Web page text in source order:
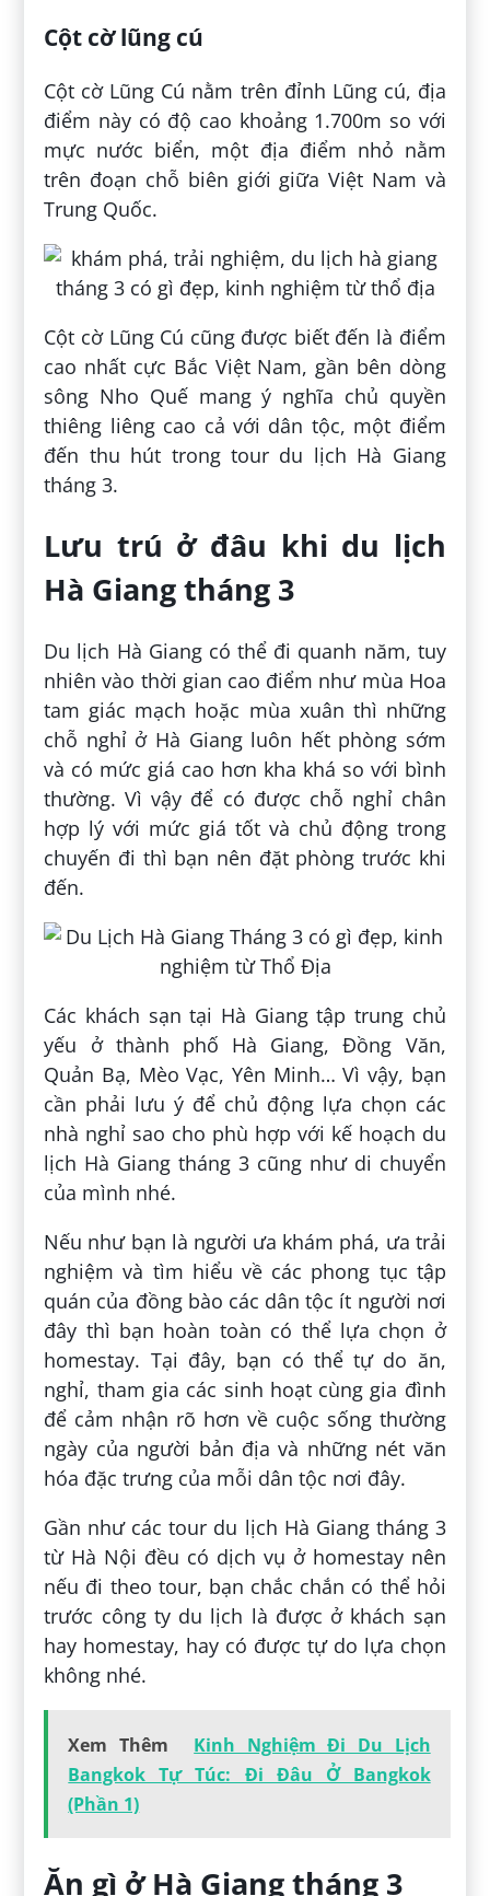
Cột cờ lũng cú
Cột cờ Lũng Cú nằm trên đỉnh Lũng cú, địa
điểm này có độ cao khoảng 1.700m so với
mực nước biển, một địa điểm nhỏ nằm
trên đoạn chỗ biên giới giữa Việt Nam và
Trung Quốc.
Cột cờ Lũng Cú cũng được biết đến là điểm
cao nhất cực Bắc Việt Nam, gần bên dòng
sông Nho Quế mang ý nghĩa chủ quyền
thiêng liêng cao cả với dân tộc, một điểm
đến thu hút trong tour du lịch Hà Giang
tháng 3.
Lưu trú ở đâu khi du lịch
Hà Giang tháng 3
Du lịch Hà Giang có thể đi quanh năm, tuy
nhiên vào thời gian cao điểm như mùa Hoa
tam giác mạch hoặc mùa xuân thì những
chỗ nghỉ ở Hà Giang luôn hết phòng sớm
và có mức giá cao hơn kha khá so với bình
thường. Vì vậy để có được chỗ nghỉ chân
hợp lý với mức giá tốt và chủ động trong
chuyến đi thì bạn nên đặt phòng trước khi
đến.
Các khách sạn tại Hà Giang tập trung chủ
yếu ở thành phố Hà Giang, Đồng Văn,
Quản Bạ, Mèo Vạc, Yên Minh… Vì vậy, bạn
cần phải lưu ý để chủ động lựa chọn các
nhà nghỉ sao cho phù hợp với kế hoạch du
lịch Hà Giang tháng 3 cũng như di chuyển
của mình nhé.
Nếu như bạn là người ưa khám phá, ưa trải
nghiệm và tìm hiểu về các phong tục tập
quán của đồng bào các dân tộc ít người nơi
đây thì bạn hoàn toàn có thể lựa chọn ở
homestay. Tại đây, bạn có thể tự do ăn,
nghỉ, tham gia các sinh hoạt cùng gia đình
để cảm nhận rõ hơn về cuộc sống thường
ngày của người bản địa và những nét văn
hóa đặc trưng của mỗi dân tộc nơi đây.
Gần như các tour du lịch Hà Giang tháng 3
từ Hà Nội đều có dịch vụ ở homestay nên
nếu đi theo tour, bạn chắc chắn có thể hỏi
trước công ty du lịch là được ở khách sạn
hay homestay, hay có được tự do lựa chọn
không nhé.
Xem Thêm
Kinh Nghiệm Đi Du Lịch
Bangkok Tự Túc: Đi Đâu Ở Bangkok
(Phần 1)
Ăn gì ở Hà Giang tháng 3